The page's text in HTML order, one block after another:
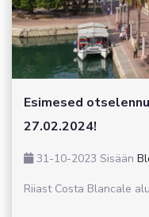
Esimesed
27.02.2024!
31-10-2023 Sisään
Riiast Costa Blancale